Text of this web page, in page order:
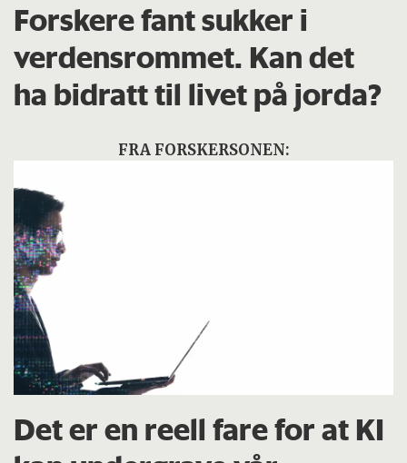
Forskere fant sukker i
verdensrommet. Kan det
ha bidratt til livet på jorda?
FRA FORSKERSONEN:
Det er en reell fare for at KI